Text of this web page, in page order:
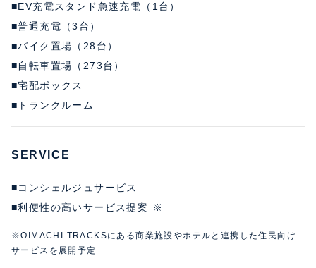
■EV充電スタンド急速充電（1台）
■普通充電（3台）
■バイク置場（28台）
■自転車置場（273台）
■宅配ボックス
■トランクルーム
SERVICE
■コンシェルジュサービス
■利便性の高いサービス提案 ※
※OIMACHI TRACKSにある商業施設やホテルと連携した住民向け
サービスを展開予定